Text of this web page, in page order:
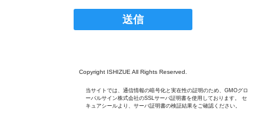
Copyright ISHIZUE All Rights Reserved.
当サイトでは、通信情報の暗号化と実在性の証明のため、GMOグロ
ーバルサイン株式会社のSSLサーバ証明書を使用しております。 セ
キュアシールより、サーバ証明書の検証結果をご確認ください。